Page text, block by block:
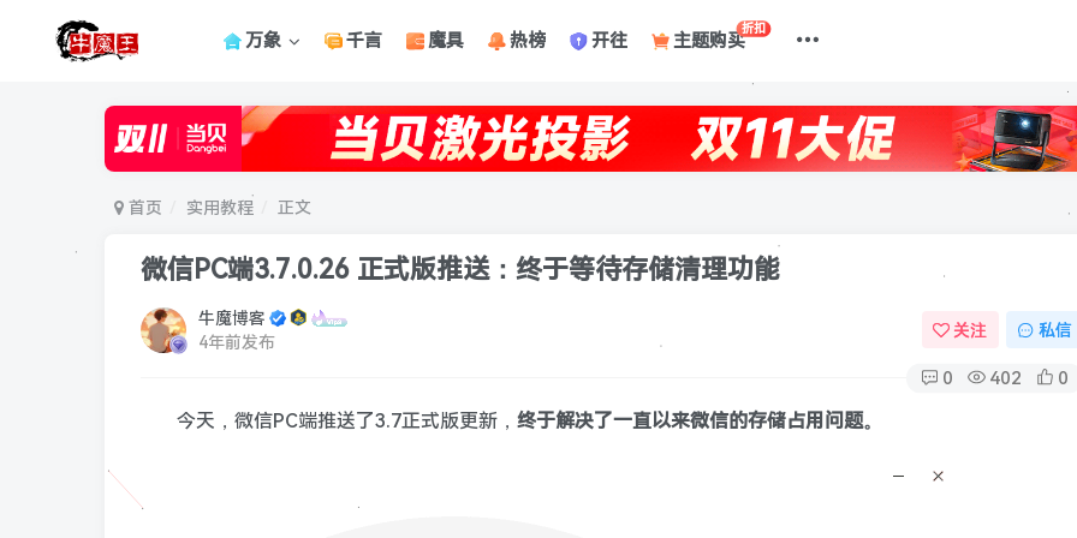
万象 千言 魔具 热榜 开往 主题购买
折扣
首页 实用教程 正文
微信PC端3.7.0.26 正式版推送：终于等待存储清理功能
牛魔博客
4年前发布
关注 私信
0 402 0
今天，微信PC端推送了3.7正式版更新， 终于解决了一直以来微信的存储占用问题。